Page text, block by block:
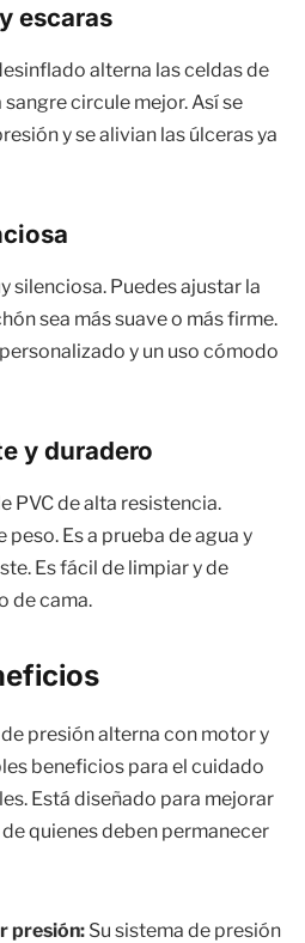
escaras
alterna las celdas de
sangre circule mejor. Así se
y se alivian las úlceras ya
silenciosa. Puedes ajustar la
sea más suave o más firme.
y un uso cómodo
y duradero
PVC de alta resistencia.
Es a prueba de agua y
Es fácil de limpiar y de
de cama.
presión alterna con motor y
beneficios para el cuidado
Está diseñado para mejorar
quienes deben permanecer
presión: Su sistema de presión